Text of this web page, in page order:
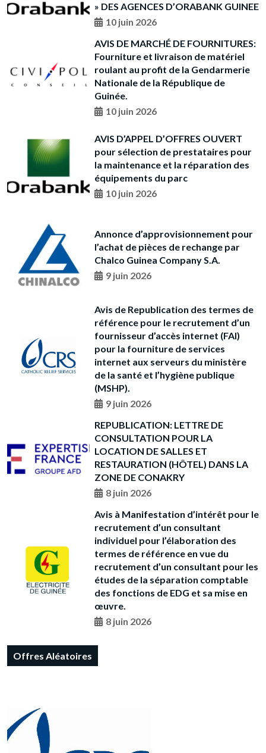
» DES AGENCES D’ORABANK GUINEE
10 juin 2026
AVIS DE MARCHÉ DE FOURNITURES:
Fourniture et livraison de matériel
roulant au profit de la Gendarmerie
Nationale de la République de
Guinée.
10 juin 2026
AVIS D’APPEL D’OFFRES OUVERT
pour sélection de prestataires pour
la maintenance et la réparation des
équipements du parc
10 juin 2026
Annonce d’approvisionnement pour
l’achat de pièces de rechange par
Chalco Guinea Company S.A.
9 juin 2026
Avis de Republication des termes de
référence pour le recrutement d’un
fournisseur d’accès internet (FAI)
pour la fourniture de services
internet aux serveurs du ministère
de la santé et l’hygiène publique
(MSHP).
9 juin 2026
REPUBLICATION: LETTRE DE
CONSULTATION POUR LA
LOCATION DE SALLES ET
RESTAURATION (HÔTEL) DANS LA
ZONE DE CONAKRY
8 juin 2026
Avis à Manifestation d’intérêt pour le
recrutement d’un consultant
individuel pour l’élaboration des
termes de référence en vue du
recrutement d’un consultant pour les
études de la séparation comptable
des fonctions de EDG et sa mise en
œuvre.
8 juin 2026
Offres Aléatoires